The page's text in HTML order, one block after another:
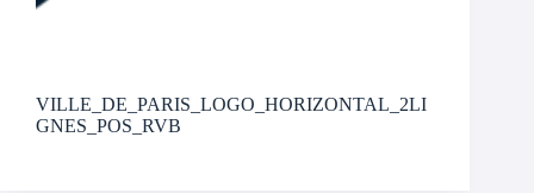
VILLE_DE_PARIS_LOGO_HORIZONTAL_2LI
GNES_POS_RVB